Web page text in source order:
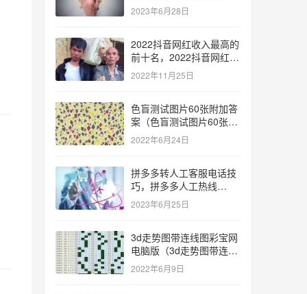
2023年6月28日
2022抖音网红收入最高的
前十名，2022抖音网红收
入最高的前十名有哪些？
2022年11月25日
色盲测试图片60张附加答
案（色盲测试图片60张复
杂）
2022年6月24日
拼多多转人工客服电话技
巧，拼多多人工热线
9541344？
2023年6月25日
3d走势图带连线图彩宝网
电脑版（3d走势图带连线
图彩宝网手机版）
2022年6月9日